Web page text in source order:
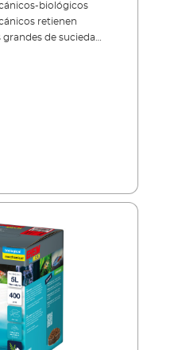
biológicos
retienen
de suciedad.
óptimas para la
de limpieza, que se
valores de agua.
es un material
y biológica:
para la
agua. bioMECH
inteligente: en
suciedad se
y finas de
su estructura de
de bacterias
una fiable